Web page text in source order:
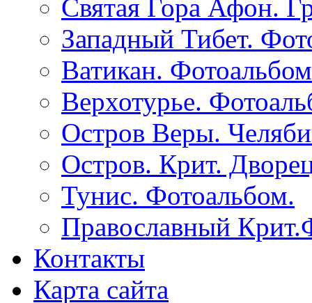
Святая Гора Афон.
Западный Тибет.
Ватикан.
Верхотурье.
Остров Веры.
Остров. Крит.
Тунис. Фотоальбом.
Православный
Контакты
Карта сайта